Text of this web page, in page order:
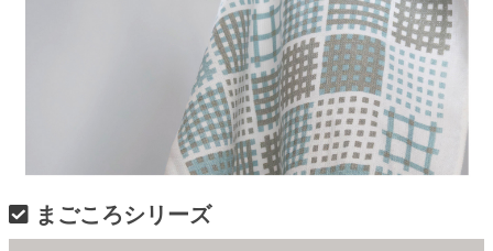
まごころシリーズ